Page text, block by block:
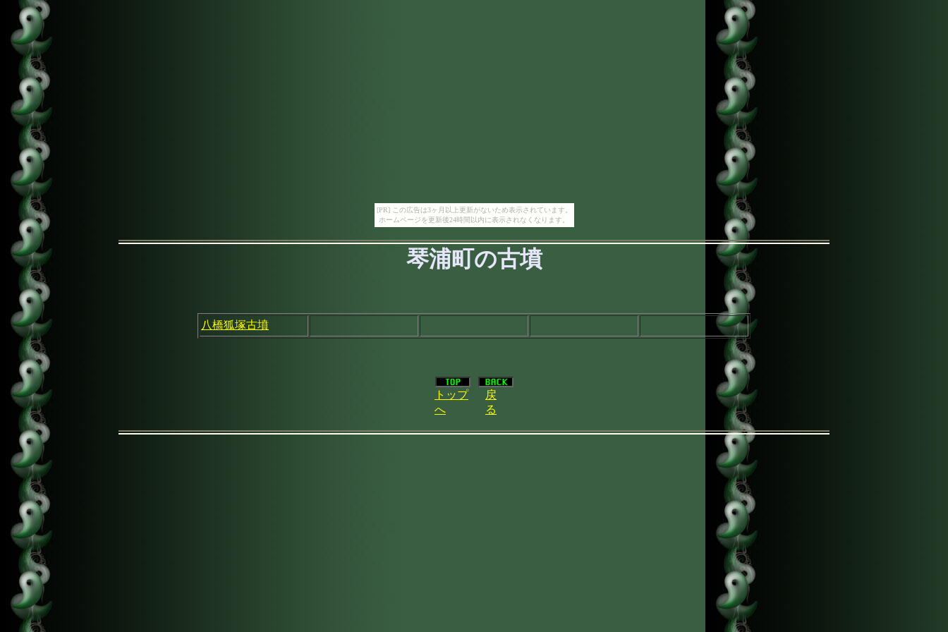
[PR] この広告は3ヶ月以上更新がないため表示されています。
ホームページを更新後24時間以内に表示されなくなります。
琴浦町の古墳
八橋狐塚古墳
トップ
へ
戻
る